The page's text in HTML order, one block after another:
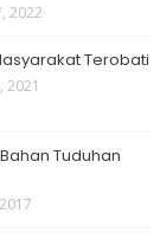
2022
Terobati
2021
Tuduhan